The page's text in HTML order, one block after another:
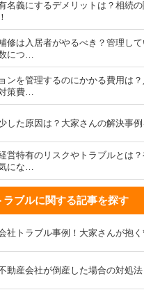
名義にするデメリットは？相続
修は入居者がやるべき？管理し
につ…
ンを管理するのにかかる費用は
策費…
した原因は？大家さんの解決事例
営特有のリスクやトラブルとは
にな…
ラブルに関する記事を探す
社トラブル事例！大家さんが抱
動産会社が倒産した場合の対処法